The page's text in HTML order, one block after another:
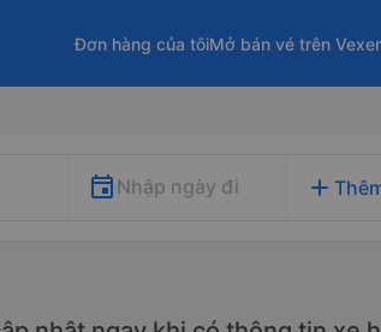
Đơn hàng của tôiMở bán vé trên
Nhập ngày đi add